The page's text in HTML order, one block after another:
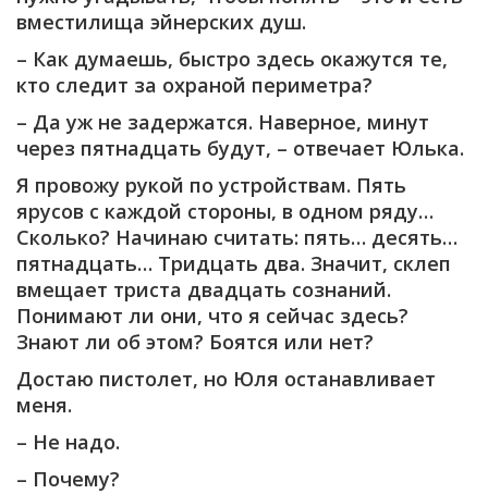
вместилища эйнерских душ.
– Как думаешь, быстро здесь окажутся те,
кто следит за охраной периметра?
– Да уж не задержатся. Наверное, минут
через пятнадцать будут, – отвечает Юлька.
Я провожу рукой по устройствам. Пять
ярусов с каждой стороны, в одном ряду…
Сколько? Начинаю считать: пять… десять…
пятнадцать… Тридцать два. Значит, склеп
вмещает триста двадцать сознаний.
Понимают ли они, что я сейчас здесь?
Знают ли об этом? Боятся или нет?
Достаю пистолет, но Юля останавливает
меня.
– Не надо.
– Почему?